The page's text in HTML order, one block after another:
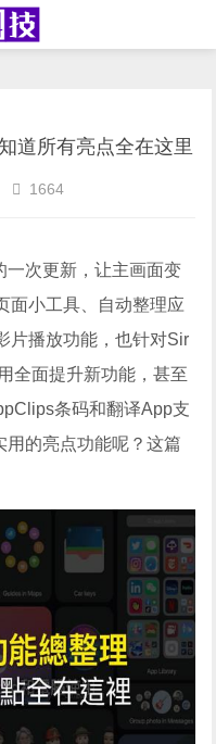
道所有亮点全在这里
1664
一次更新，让主画面变
面小工具、自动整理应
片播放功能，也针对Sir
全面提升新功能，甚至
条码和翻译App支
的亮点功能呢？这篇